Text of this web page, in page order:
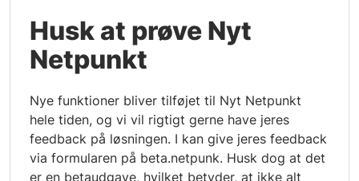
Husk at prøve Nyt
Netpunkt
Nye funktioner bliver tilføjet til Nyt Netpunkt
hele tiden, og vi vil rigtigt gerne have jeres
feedback på løsningen. I kan give jeres feedback
via formularen på beta.netpunk. Husk dog at det
er en betaudgave, hvilket betyder, at ikke alt